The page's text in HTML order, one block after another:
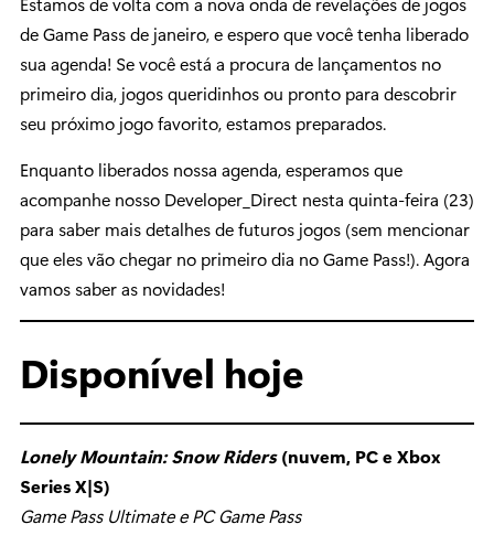
de Game Pass de janeiro, e espero que você tenha liberado
sua agenda! Se você está a procura de lançamentos no
primeiro dia, jogos queridinhos ou pronto para descobrir
seu próximo jogo favorito, estamos preparados.
Enquanto liberados nossa agenda, esperamos que
acompanhe nosso Developer_Direct nesta quinta-feira (23)
para saber mais detalhes de futuros jogos (sem mencionar
que eles vão chegar no primeiro dia no Game Pass!). Agora
vamos saber as novidades!
Disponível hoje
Lonely Mountain: Snow Riders(nuvem, PC e Xbox
Series X|S)
Game Pass Ultimate e PC Game Pass